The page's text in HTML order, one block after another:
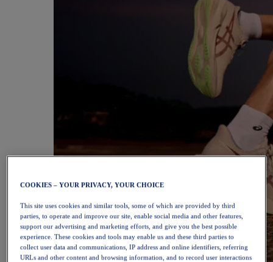
COOKIES – YOUR PRIVACY, YOUR CHOICE
This site uses cookies and similar tools, some of which are provided by third
parties, to operate and improve our site, enable social media and other features,
support our advertising and marketing efforts, and give you the best possible
experience. These cookies and tools may enable us and these third parties to
collect user data and communications, IP address and online identifiers, referring
URLs and other content and browsing information, and to record user interactions